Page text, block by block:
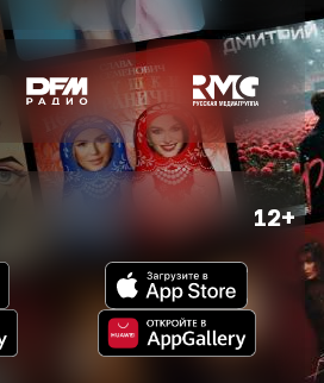
12+